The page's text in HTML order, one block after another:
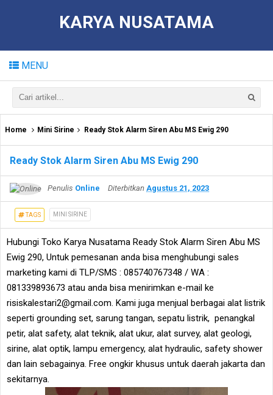
KARYA NUSATAMA
MENU
Home Mini Sirine Ready Stok Alarm Siren Abu MS Ewig 290
Ready Stok Alarm Siren Abu MS Ewig 290
Penulis Online Diterbitkan Agustus 21, 2023
TAGS MINI SIRINE
Hubungi Toko Karya Nusatama Ready Stok Alarm Siren Abu MS
Ewig 290, Untuk pemesanan anda bisa menghubungi sales
marketing kami di TLP/SMS : 085740767348 / WA :
081339893673 atau anda bisa menirimkan e-mail ke
risiskalestari2@gmail.com. Kami juga menjual berbagai alat listrik
seperti grounding set, sarung tangan, sepatu listrik, penangkal
petir, alat safety, alat teknik, alat ukur, alat survey, alat geologi,
sirine, alat optik, lampu emergency, alat hydraulic, safety shower
dan lain sebagainya. Free ongkir khusus untuk daerah jakarta dan
sekitarnya.